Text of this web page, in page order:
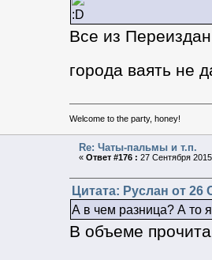
Все из
города ваять не
Welcome to the party, honey!
Re: Чаты-пальмы и т.п.
«Ответ #176 : 27 Сентября
Цитата: Руслан от 26
А в чем разница? А то
В объеме